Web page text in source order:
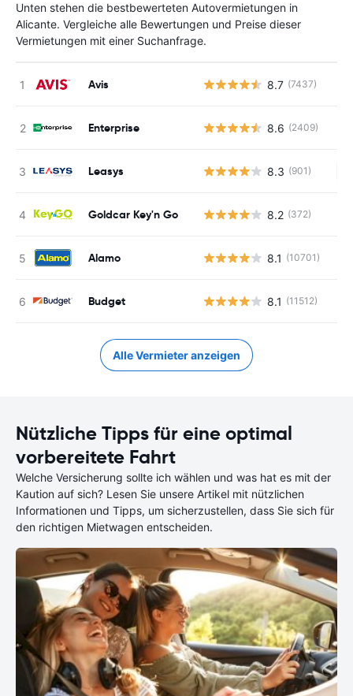
Unten stehen die bestbewerteten Autovermietungen in
Alicante. Vergleiche alle Bewertungen und Preise dieser
Vermietungen mit einer Suchanfrage.
Avis 8.7 (7437)
Enterprise 8.6 (2409)
Leasys 8.3 (901)
Goldcar Key'n Go 8.2 (372)
Alamo 8.1 (10701)
Budget 8.1 (11512)
Alle Vermieter anzeigen
Nützliche Tipps für eine optimal
vorbereitete Fahrt
Welche Versicherung sollte ich wählen und was hat es mit der
Kaution auf sich? Lesen Sie unsere Artikel mit nützlichen
Informationen und Tipps, um sicherzustellen, dass Sie sich für
den richtigen Mietwagen entscheiden.